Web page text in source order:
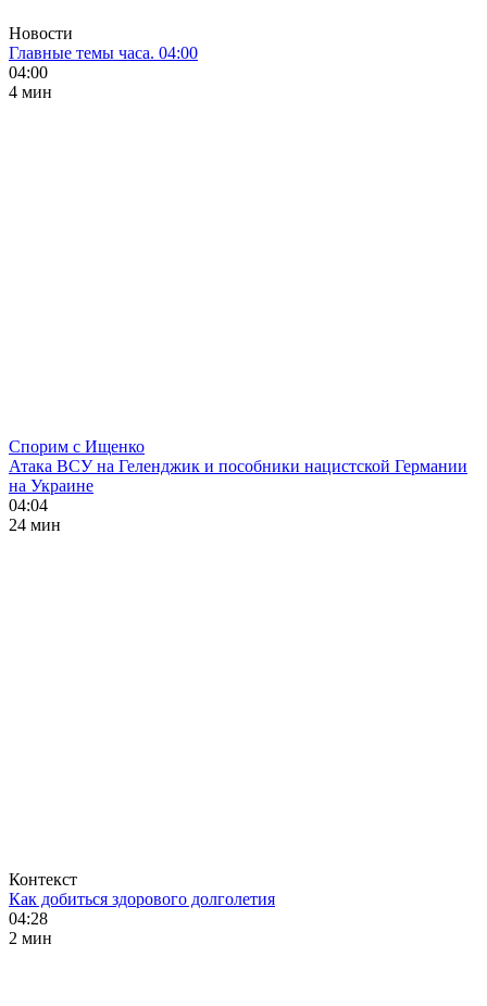
Новости
Главные темы часа. 04:00
04:00
4 мин
Спорим с Ищенко
Атака ВСУ на Геленджик и пособники нацистской Германии
на Украине
04:04
24 мин
Контекст
Как добиться здорового долголетия
04:28
2 мин